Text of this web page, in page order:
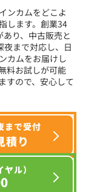
ンカムをどこよ
します。創業34
り、中古販売と
夜まで対応し、日
カムをお届けし
料お試しが可能
すので、安心して
まで受付
積り
ル）